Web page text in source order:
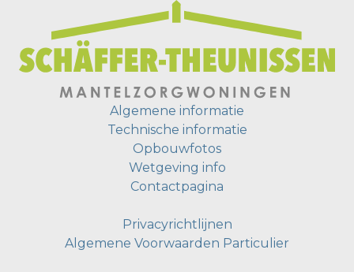
Algemene informatie
Technische informatie
Opbouwfotos
Wetgeving info
Contactpagina
Privacyrichtlijnen
Algemene Voorwaarden Particulier